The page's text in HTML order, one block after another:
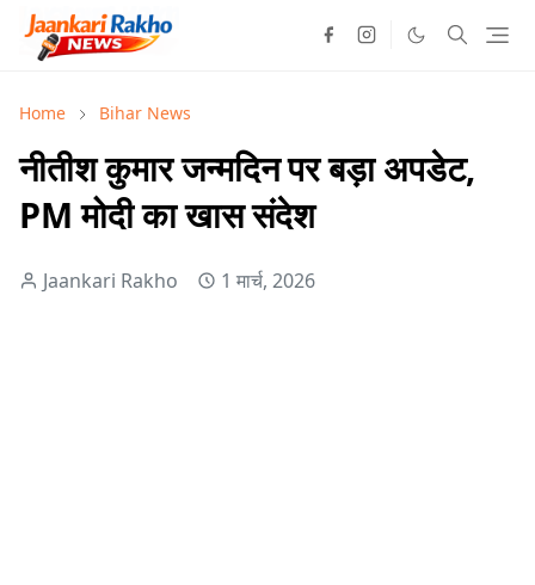
Home Bihar News
नीतीश कुमार जन्मदिन पर बड़ा अपडेट,
PM मोदी का खास संदेश
Jaankari Rakho 1 मार्च, 2026